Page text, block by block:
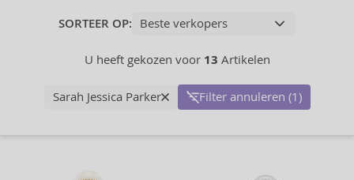
SORTEER OP:
U heeft gekozen voor 13 Artikelen
Sarah Jessica Parker Filter annuleren (1)